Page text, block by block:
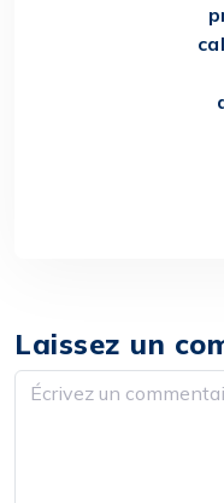
Laissez un